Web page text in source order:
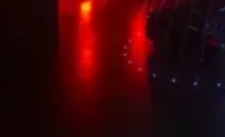
CHERY И СПОРТ